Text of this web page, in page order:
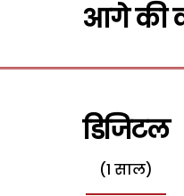
आगे की
डिजिटल
(1 साल)